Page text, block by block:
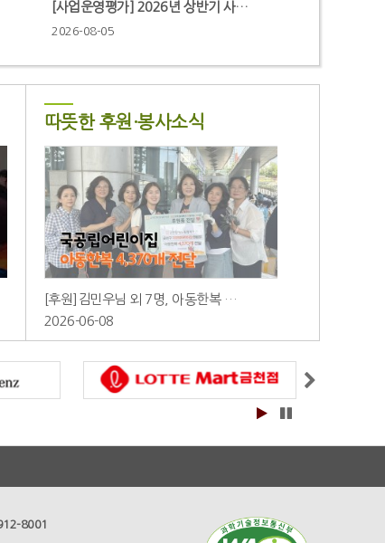
[사업운영평가] 2026년 상반기 사…
2026-08-05
따뜻한 후원·봉사소식
[후원]김민우님 외 7명, 아동한복 …
2026-06-08
8001